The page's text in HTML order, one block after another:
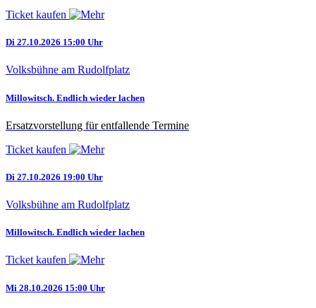
Ticket kaufen
Di 27.10.2026 15:00 Uhr
Volksbühne am Rudolfplatz
Millowitsch. Endlich wieder lachen
Ersatzvorstellung für entfallende Termine
Ticket kaufen
Di 27.10.2026 19:00 Uhr
Volksbühne am Rudolfplatz
Millowitsch. Endlich wieder lachen
Ticket kaufen
Mi 28.10.2026 15:00 Uhr